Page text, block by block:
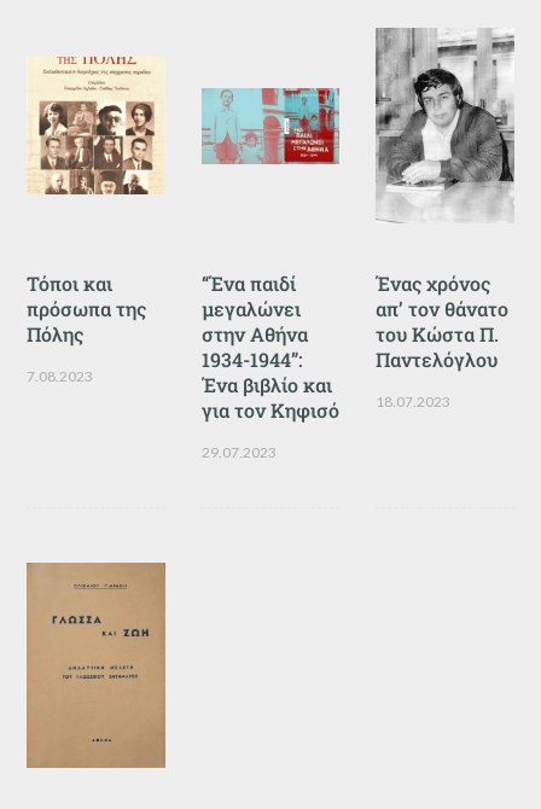
Τόποι και
πρόσωπα της
Πόλης
7.08.2023
“Ένα παιδί
μεγαλώνει
στην Αθήνα
1934-1944”:
Ένα βιβλίο και
για τον Κηφισό
29.07.2023
Ένας χρόνος
απ’ τον θάνατο
του Κώστα Π.
Παντελόγλου
18.07.2023